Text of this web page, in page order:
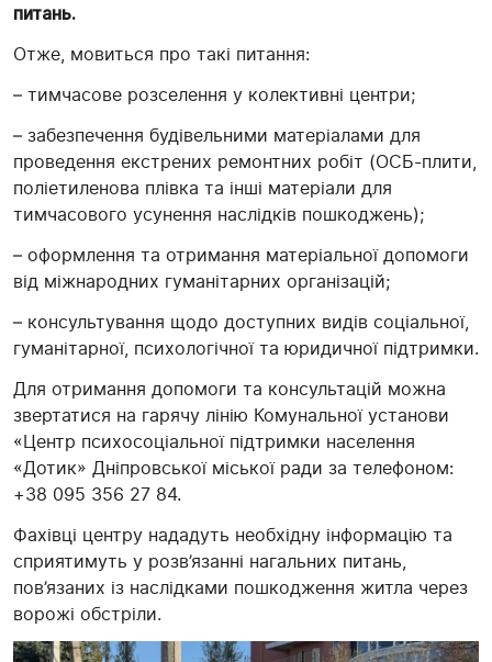
питань.
Отже, мовиться про такі питання:
– тимчасове розселення у колективні центри;
– забезпечення будівельними матеріалами для
проведення екстрених ремонтних робіт (ОСБ-плити,
поліетиленова плівка та інші матеріали для
тимчасового усунення наслідків пошкоджень);
– оформлення та отримання матеріальної допомоги
від міжнародних гуманітарних організацій;
– консультування щодо доступних видів соціальної,
гуманітарної, психологічної та юридичної підтримки.
Для отримання допомоги та консультацій можна
звертатися на гарячу лінію Комунальної установи
«Центр психосоціальної підтримки населення
«Дотик» Дніпровської міської ради за телефоном:
+38 095 356 27 84.
Фахівці центру нададуть необхідну інформацію та
сприятимуть у розв’язанні нагальних питань,
пов’язаних із наслідками пошкодження житла через
ворожі обстріли.